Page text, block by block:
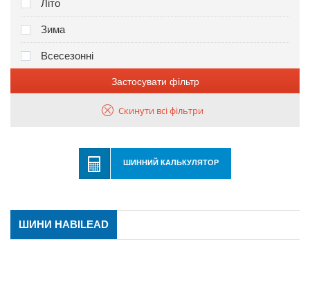
Літо
Зима
Всесезонні
Застосувати фільтр
Скинути всі фільтри
ШИННИЙ КАЛЬКУЛЯТОР
ШИНИ HABILEAD